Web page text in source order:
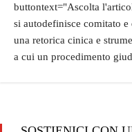
buttontext="Ascolta
si autodefinisce comitato
una retorica cinica e
a cui un procedimento